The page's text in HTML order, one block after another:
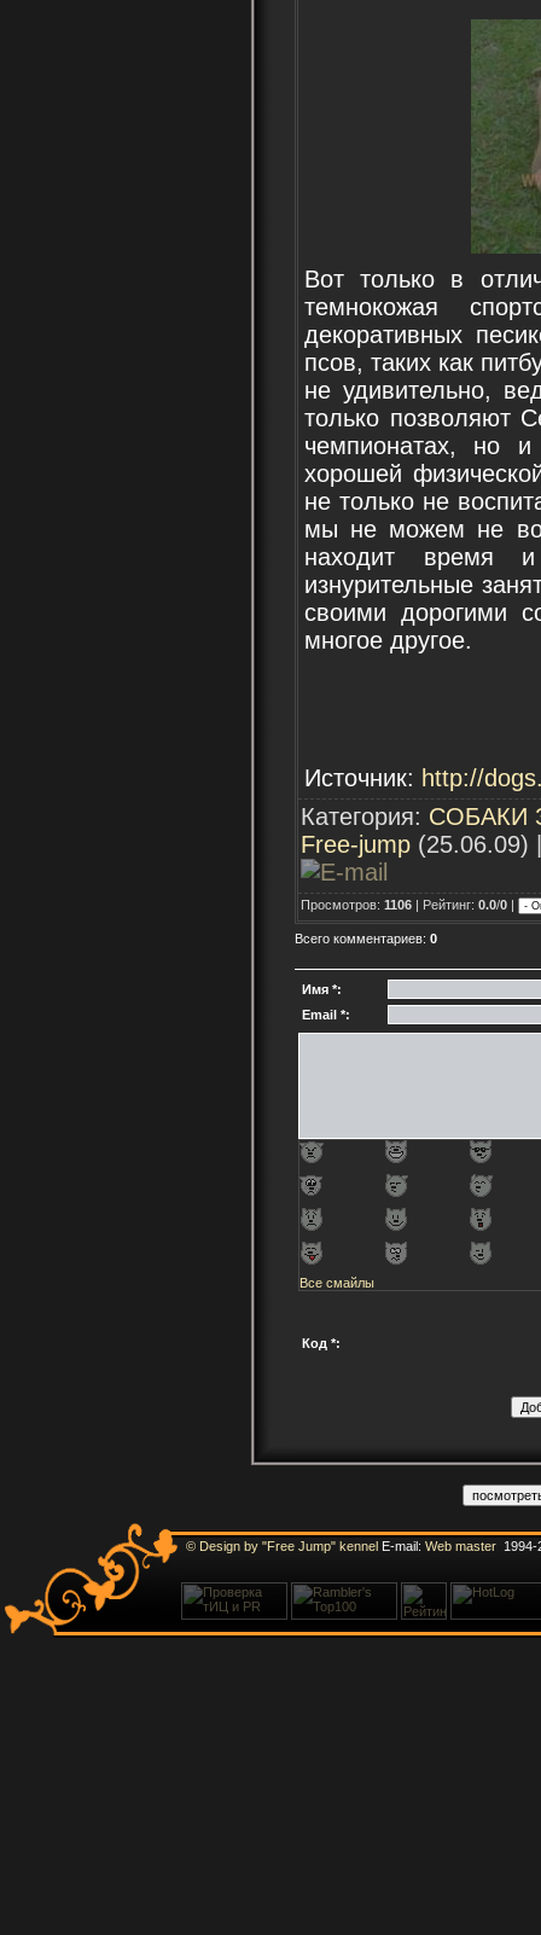
Вот только в
темнокожая
декоративных
псов, таких как
не удивительно,
только позволяют
чемпионатах, но
хорошей
не только не
мы не можем не
находит время
изнурительные
своими дорогими
многое другое.
Источник: http://
Категория: СОБАКИ
Free-jump (25.06.09)
Просмотров: 1106 | Рейтинг: 0.0/0 |
Всего комментариев: 0
Имя *:
Email *:
Все смайлы
Код *:
© Design by "Free Jump" kennelE-mail: Web master